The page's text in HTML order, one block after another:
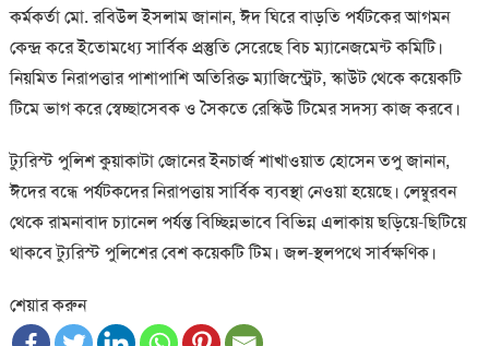
কর্মকর্তা মো. রবিউল ইসলাম জানান, ঈদ ঘিরে বাড়তি পর্যটকের আগমন
কেন্দ্র করে ইতোমধ্যে সার্বিক প্রস্তুতি সেরেছে বিচ ম্যানেজমেন্ট কমিটি।
নিয়মিত নিরাপত্তার পাশাপাশি অতিরিক্ত ম্যাজিস্ট্রেট, স্কাউট থেকে কয়েকটি
টিমে ভাগ করে স্বেচ্ছাসেবক ও সৈকতে রেস্কিউ টিমের সদস্য কাজ করবে।
ট্যুরিস্ট পুলিশ কুয়াকাটা জোনের ইনচার্জ শাখাওয়াত হোসেন তপু জানান,
ঈদের বন্ধে পর্যটকদের নিরাপত্তায় সার্বিক ব্যবস্থা নেওয়া হয়েছে। লেম্বুরবন
থেকে রামনাবাদ চ্যানেল পর্যন্ত বিচ্ছিন্নভাবে বিভিন্ন এলাকায় ছড়িয়ে-ছিটিয়ে
থাকবে ট্যুরিস্ট পুলিশের বেশ কয়েকটি টিম। জল-স্থলপথে সার্বক্ষণিক।
শেয়ার করুন